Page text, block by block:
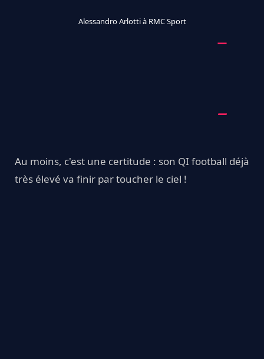
Alessandro Arlotti à RMC Sport
Au moins, c'est une certitude : son QI football déjà
très élevé va finir par toucher le ciel !